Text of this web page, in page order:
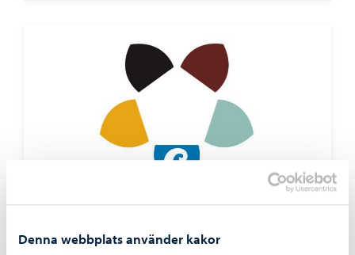
Denna webbplats använder kakor